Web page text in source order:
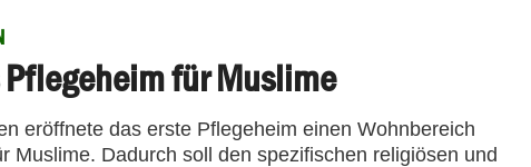
Pflegeheim für Muslime
eröffnete das erste Pflegeheim einen Wohnbereich
Muslime. Dadurch soll den spezifischen religiösen und